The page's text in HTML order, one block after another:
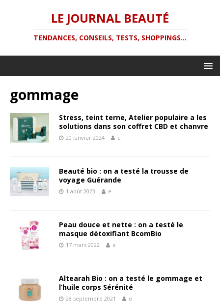
LE JOURNAL BEAUTÉ
TENDANCES, CONSEILS, TESTS, SHOPPINGS...
gommage
Stress, teint terne, Atelier populaire a les
solutions dans son coffret CBD et chanvre
20 janvier 2024 e
Beauté bio : on a testé la trousse de
voyage Guérande
1 août 2023 e
Peau douce et nette : on a testé le
masque détoxifiant BcomBio
17 mars 2022 e
Altearah Bio : on a testé le gommage et
l’huile corps Sérénité
28 septembre 2021 e